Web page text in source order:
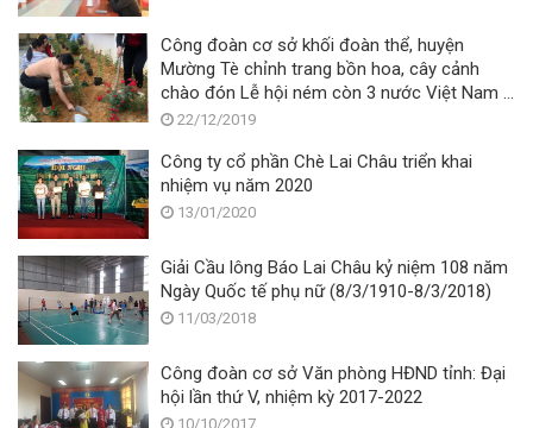
Công đoàn cơ sở khối đoàn thể, huyện
Mường Tè chỉnh trang bồn hoa, cây cảnh
chào đón Lễ hội ném còn 3 nước Việt Nam –
Lào – Trung Quốc
22/12/2019
Công ty cổ phần Chè Lai Châu triển khai
nhiệm vụ năm 2020
13/01/2020
Giải Cầu lông Báo Lai Châu kỷ niệm 108 năm
Ngày Quốc tế phụ nữ (8/3/1910-8/3/2018)
11/03/2018
Công đoàn cơ sở Văn phòng HĐND tỉnh: Đại
hội lần thứ V, nhiệm kỳ 2017-2022
10/10/2017